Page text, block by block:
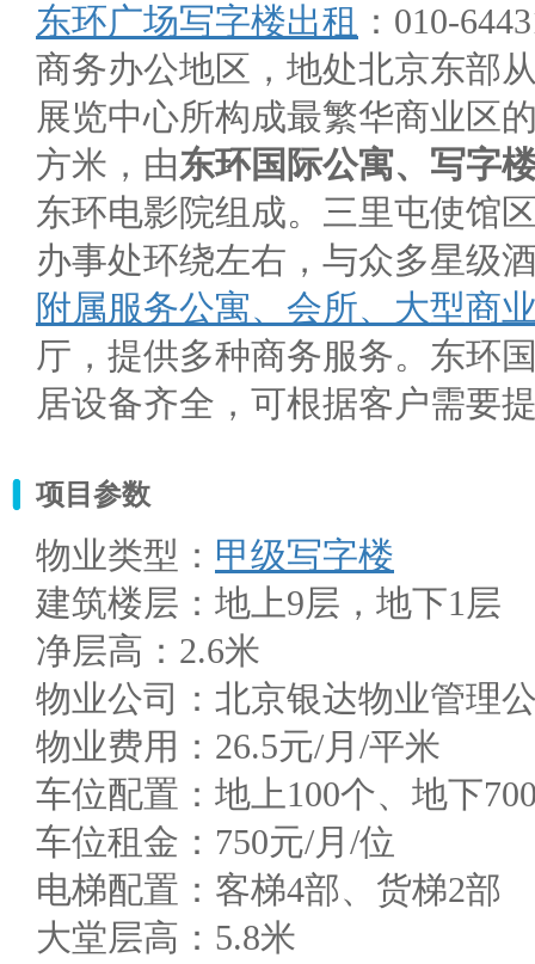
东环广场写字楼出租
：010-
商务办公地区，地处北京东部
展览中心所构成最繁华商业区
方米，由东环国际公寓、写字
东环电影院组成。三里屯使馆
办事处环绕左右，与众多星级
附属服务公寓、会所、大型商
厅，提供多种商务服务。东环
居设备齐全，可根据客户需要
项目参数
物业类型： 甲级写字楼
建筑楼层：地上9层，地下1层
净层高：2.6米
物业公司：北京银达物业管理
物业费用：26.5元/月/平米
车位配置：地上100个、地下
车位租金：750元/月/位
电梯配置：客梯4部、货梯2部
大堂层高：5.8米